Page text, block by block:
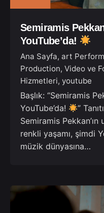
Semiramis
YouTube’da!
Ana Sayfa art
Production Video ve
Hizmetleri youtube
Başlık: “Semiramis
YouTube’da!
”
Semiramis Pekkan’ın
renkli yaşamı, şimdi
müzik dünyasına…